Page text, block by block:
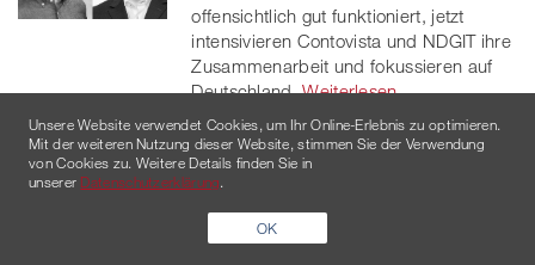
offensichtlich gut funktioniert, jetzt
intensivieren Contovista und NDGIT ihre
Zusammenarbeit und fokussieren auf
Deutschland. Weiterlesen
Neo-Banken im Fokus der Medien
Challenger-Banken stehen im Fokus
und auf dem Prüfstand der Medien – je
nach eigener Position der Journalisten
gibt's interessierte Kommentare,
Unsere Website verwendet Cookies, um Ihr Online-Erlebnis zu optimieren.
Mit der weiteren Nutzung dieser Website, stimmen Sie der Verwendung
von Cookies zu. Weitere Details finden Sie in
unserer Datenschutzerklärung.
OK